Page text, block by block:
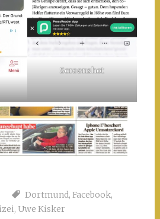
Screenshot
Dortmund, Facebook,
, Uwe Kisker